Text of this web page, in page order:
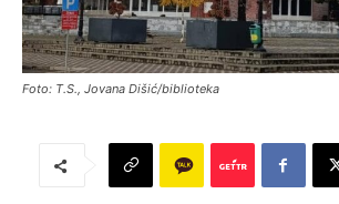
Foto: T.S., Jovana Dišić/biblioteka